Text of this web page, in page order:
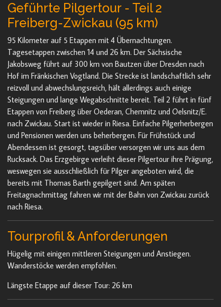
Geführte Pilgertour - Teil 2
Freiberg-Zwickau (95 km)
95 Kilometer auf 5 Etappen mit 4 Übernachtungen.
Tagesetappen zwischen 14 und 26 km. Der Sächsische
Jakobsweg führt auf 300 km von Bautzen über Dresden nach
Hof im Fränkischen Vogtland. Die Strecke ist landschaftlich sehr
reizvoll und abwechslungsreich, hält allerdings auch einige
Steigungen und lange Wegabschnitte bereit. Teil 2 führt in fünf
Etappen von Freiberg über Oederan, Chemnitz und Oelsnitz/E.
nach Zwickau. Start ist wieder in Riesa. Einfache Pilgerherbergen
und Pensionen werden uns beherbergen. Für Frühstück und
Abendessen ist gesorgt, tagsüber versorgen wir uns aus dem
Rucksack. Das Erzgebirge verleiht dieser Pilgertour ihre Prägung,
weswegen sie ausschließlich für Pilger angeboten wird, die
bereits mit Thomas Barth gepilgert sind. Am späten
Freitagnachmittag fahren wir mit der Bahn von Zwickau zurück
nach Riesa.
Tourprofil & Anforderungen
Hügelig mit einigen mittleren Steigungen und Anstiegen.
Wanderstöcke werden empfohlen.
Längste Etappe auf dieser Tour: 26 km